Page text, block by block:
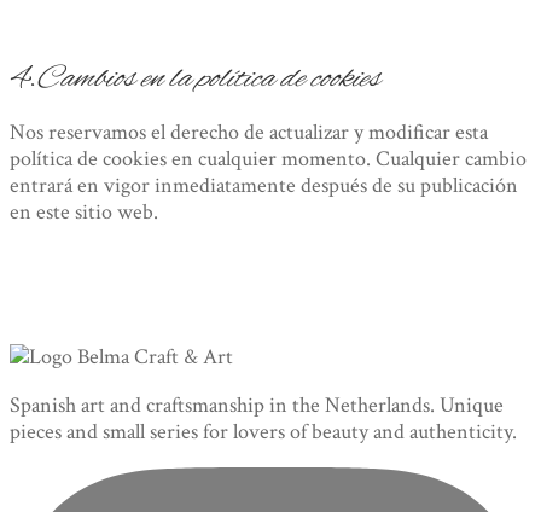
4.Cambios en la política de cookies
Nos reservamos el derecho de actualizar y modificar esta
política de cookies en cualquier momento. Cualquier cambio
entrará en vigor inmediatamente después de su publicación
en este sitio web.
Spanish art and craftsmanship in the Netherlands. Unique
pieces and small series for lovers of beauty and authenticity.